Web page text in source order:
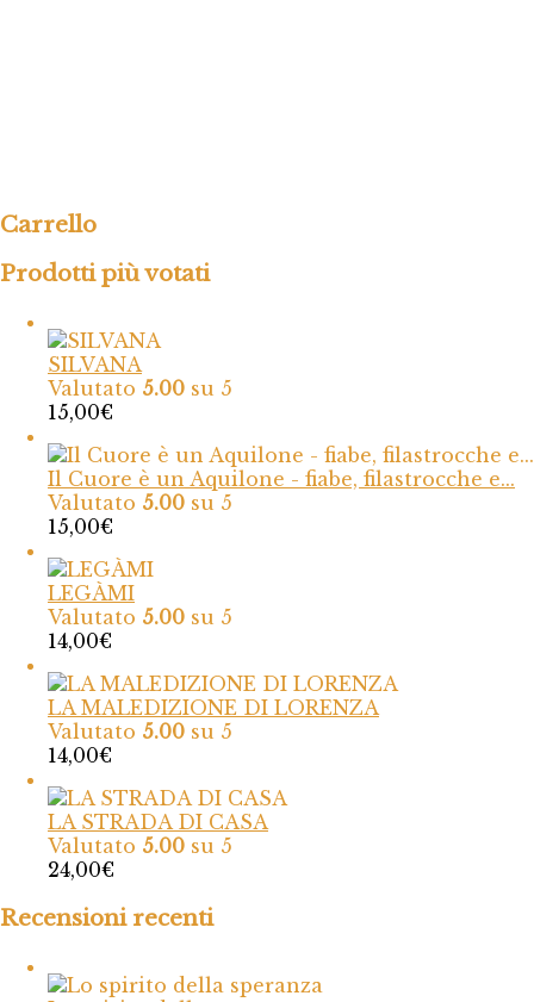
Carrello
Prodotti più votati
SILVANA
Valutato 5.00 su 5
15,00€
Il Cuore è un Aquilone - fiabe, filastrocche e...
Valutato 5.00 su 5
15,00€
LEGÀMI
Valutato 5.00 su 5
14,00€
LA MALEDIZIONE DI LORENZA
Valutato 5.00 su 5
14,00€
LA STRADA DI CASA
Valutato 5.00 su 5
24,00€
Recensioni recenti